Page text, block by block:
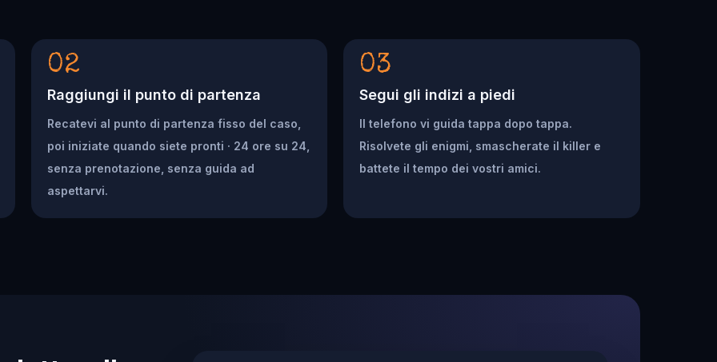
02
Raggiungi il punto di partenza
Recatevi al punto di partenza fisso del caso,
poi iniziate quando siete pronti · 24 ore su 24,
senza prenotazione, senza guida ad
aspettarvi.
03
Segui gli indizi a piedi
Il telefono vi guida tappa dopo tappa.
Risolvete gli enigmi, smascherate il killer e
battete il tempo dei vostri amici.